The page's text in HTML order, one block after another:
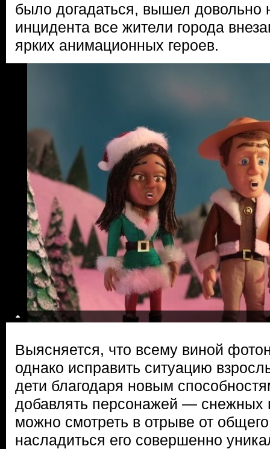
было догадаться, вышел довольно
инцидента все жители города
ярких анимационных героев.
Выясняется, что всему виной
однако исправить ситуацию
дети благодаря новым
добавлять персонажей — снежных
можно смотреть в отрыве от
насладиться его совершенно